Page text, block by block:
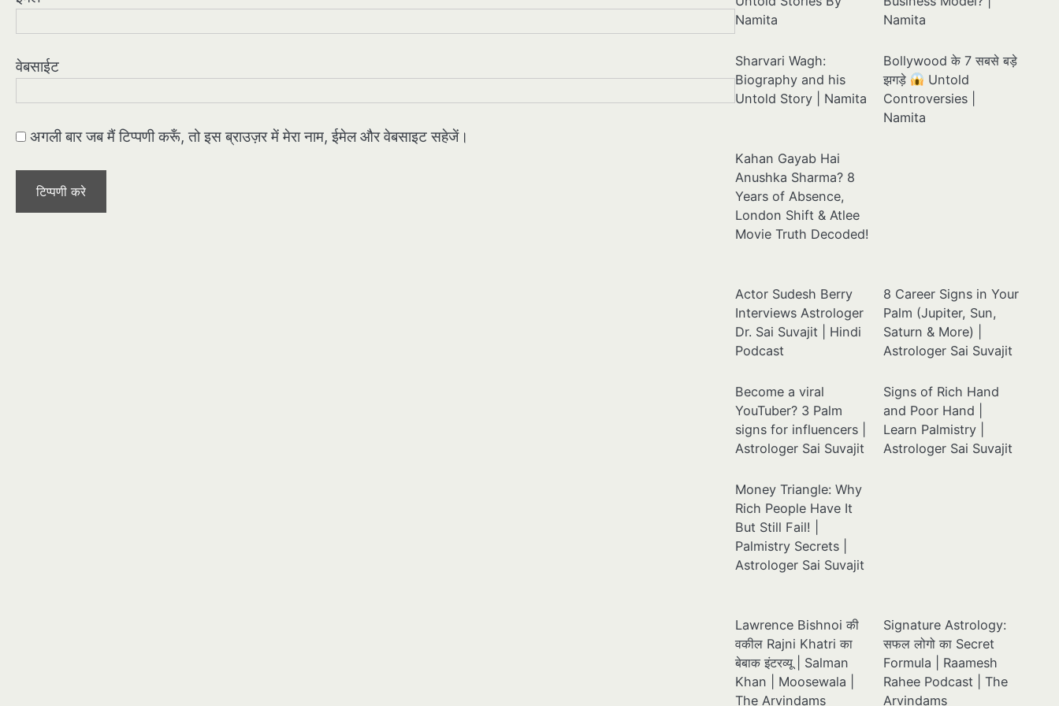
वेबसाईट
अगली बार जब मैं टिप्पणी करूँ, तो इस ब्राउज़र में मेरा नाम, ईमेल और वेबसाइट सहेजें।
Namita
Namita
Sharvari Wagh:
Biography and his
Untold Story | Namita
Bollywood के 7 सबसे बड़े
झगड़े
Untold
Controversies |
Namita
Kahan Gayab Hai
Anushka Sharma? 8
Years of Absence,
London Shift & Atlee
Movie Truth Decoded!
Actor Sudesh Berry
Interviews Astrologer
Dr. Sai Suvajit | Hindi
Podcast
8 Career Signs in Your
Palm (Jupiter, Sun,
Saturn & More) |
Astrologer Sai Suvajit
Become a viral
YouTuber? 3 Palm
signs for influencers |
Astrologer Sai Suvajit
Signs of Rich Hand
and Poor Hand |
Learn Palmistry |
Astrologer Sai Suvajit
Money Triangle: Why
Rich People Have It
But Still Fail! |
Palmistry Secrets |
Astrologer Sai Suvajit
Lawrence Bishnoi की
वकील Rajni Khatri का
बेबाक इंटरव्यू | Salman
Khan | Moosewala |
The Arvindams
Signature Astrology:
सफल लोगो का Secret
Formula | Raamesh
Rahee Podcast | The
Arvindams